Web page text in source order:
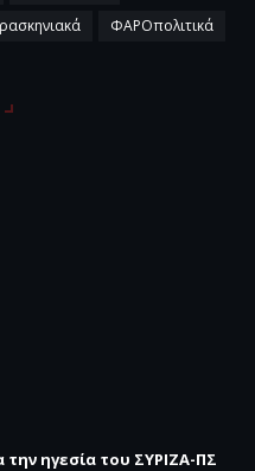
ΦΑΡΟπολιτικά
ηγεσία του ΣΥΡΙΖΑ-ΠΣ